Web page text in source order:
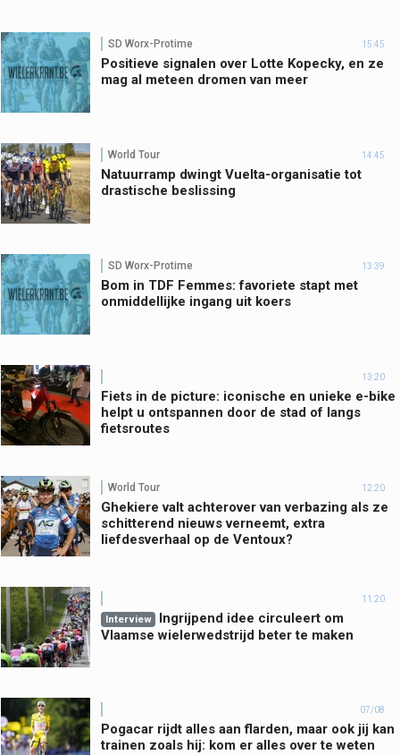
SD Worx-Protime 15:45
Positieve signalen over Lotte Kopecky, en ze
mag al meteen dromen van meer
World Tour 14:45
Natuurramp dwingt Vuelta-organisatie tot
drastische beslissing
SD Worx-Protime 13:39
Bom in TDF Femmes: favoriete stapt met
onmiddellijke ingang uit koers
13:20
Fiets in de picture: iconische en unieke e-bike
helpt u ontspannen door de stad of langs
fietsroutes
World Tour 12:20
Ghekiere valt achterover van verbazing als ze
schitterend nieuws verneemt, extra
liefdesverhaal op de Ventoux?
11:20
Interview
Ingrijpend idee circuleert om
Vlaamse wielerwedstrijd beter te maken
07/08
Pogacar rijdt alles aan flarden, maar ook jij kan
trainen zoals hij: kom er alles over te weten